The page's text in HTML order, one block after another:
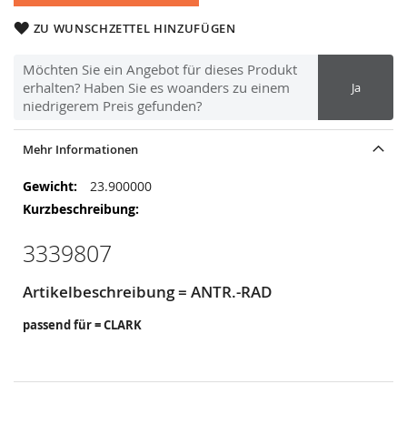
ZU WUNSCHZETTEL HINZUFÜGEN
Möchten Sie ein Angebot für dieses Produkt
erhalten? Haben Sie es woanders zu einem
niedrigerem Preis gefunden?
Ja
Mehr Informationen
Mehr
Informationen
23.900000
3339807
Artikelbeschreibung = ANTR.-RAD
passend für = CLARK